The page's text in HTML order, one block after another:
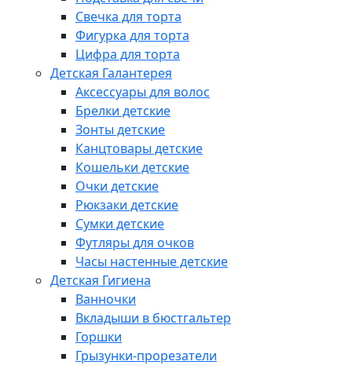
Свечка для торта
Фигурка для торта
Цифра для торта
Детская Галантерея
Аксессуары для волос
Брелки детские
Зонты детские
Канцтовары детские
Кошельки детские
Очки детские
Рюкзаки детские
Сумки детские
Футляры для очков
Часы настенные детские
Детская Гигиена
Ванночки
Вкладыши в бюстгальтер
Горшки
Грызунки-прорезатели